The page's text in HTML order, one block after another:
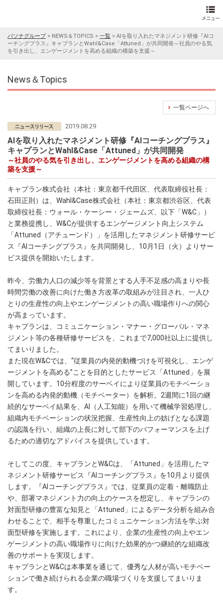
パソナグループ> NEWS＆TOPICS > 一覧 > AIを取り入れたマネジメント研修『AIコ
ーチングプラス』キャプランとWahl&Case「Attuned」が共同開発～社員のやる気
を引き出し、エンゲージメントを高める組織の構築を支援～
News＆Topics
一覧ページへ
2019.08.29
AIを取り入れたマネジメント研修『AIコーチングプラス』
キャプランとWahl&Case「Attuned」が共同開発
～社員のやる気を引き出し、エンゲージメントを高める組織の構
築を支援～
キャプラン株式会社（本社：東京都千代田区、代表取締役社長：
石田正則）は、Wahl&Case株式会社（本社：東京都渋谷区、代表
取締役社長：ウォール・ケーシー・ジェームズ、以下「W&C」）
と業務提携し、W&Cが提供するエンゲージメント向上システム
「Attuned（アチューンド）」を活用したマネジメント研修サービ
ス『AIコーチングプラス』を共同開発し、10月1日（火）よりサー
ビス提供を開始いたします。
昨今、労働力人口の減少等を背景とする人手不足感の高まりや長
時間労働の改善に向けた働き方改革の取組みが注目され、一人ひ
とりの生産性の向上やエンゲージメントの高い職場作りへの関心
が高まっています。
キャプランは、コミュニケーション・マナー・グローバル・マネ
ジメント等の各種研修サービスを、これまで7,000社以上に提供し
てまいりました。
また現在W&Cでは、“従業員の内発的動機づけを可視化し、エンゲ
ージメントを高める”ことを目的としたサービス「Attuned」を展
開しています。10分程度のサーベイにより従業員のモチベーショ
ンを高める内発的動機（モチベーター）を解析。2週間に1回の継
続的なサーベイ結果を、AI（人工知能）を用いて機械学習処理し、
組織内モチベーションの状況把握、生産性向上の妨げとなる課題
の認識を行い、組織の上長に対して部下のパフォーマンスを上げ
るための適切なアドバイスを提供しています。
そしてこの度、キャプランとW&Cは、「Attuned」を活用したマ
ネジメント研修サービス『AIコーチングプラス』を10月より提供
します。『AIコーチングプラス』では、従業員の定着・離職防止
や、部署マネジメント力の向上のケースを想定し、キャプランの
対面型研修の豊富な知見と「Attuned」によるデータ分析を組み合
わせることで、相手を尊重したコミュニケーション方法を学ぶ対
面型研修を実施します。これにより、企業の生産性の向上やエン
ゲージメントの高い職場作りに向けた効果的かつ継続的な組織改
善のサポートを実現します。
キャプランとW&Cは本事業を通じて、優秀な人材が高いモチベー
ションで働き続けられる企業の職場づくりを支援してまいりま
す。